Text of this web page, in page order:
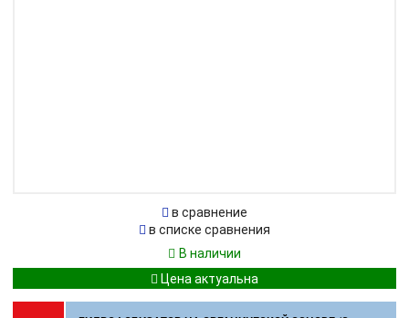
в сравнение
в списке сравнения
В наличии